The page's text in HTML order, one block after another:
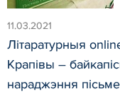
11.03.2021
Літаратурныя
Крапівы –
нараджэння